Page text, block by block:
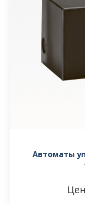
Автоматы